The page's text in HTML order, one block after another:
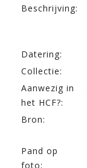
Beschrijving:
Datering:
Collectie:
Aanwezig in
het HCF?:
Bron:
Pand op
foto: